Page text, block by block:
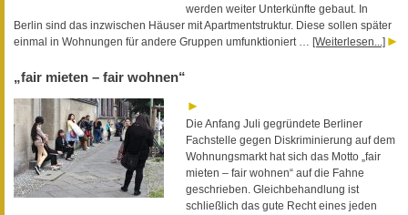
werden weiter Unterkünfte gebaut. In
Berlin sind das inzwischen Häuser mit Apartmentstruktur. Diese sollen später
einmal in Wohnungen für andere Gruppen umfunktioniert … [Weiterlesen...]
„fair mieten – fair wohnen“
Die Anfang Juli gegründete Berliner
Fachstelle gegen Diskriminierung auf dem
Wohnungsmarkt hat sich das Motto „fair
mieten – fair wohnen“ auf die Fahne
geschrieben. Gleichbehandlung ist
schließlich das gute Recht eines jeden